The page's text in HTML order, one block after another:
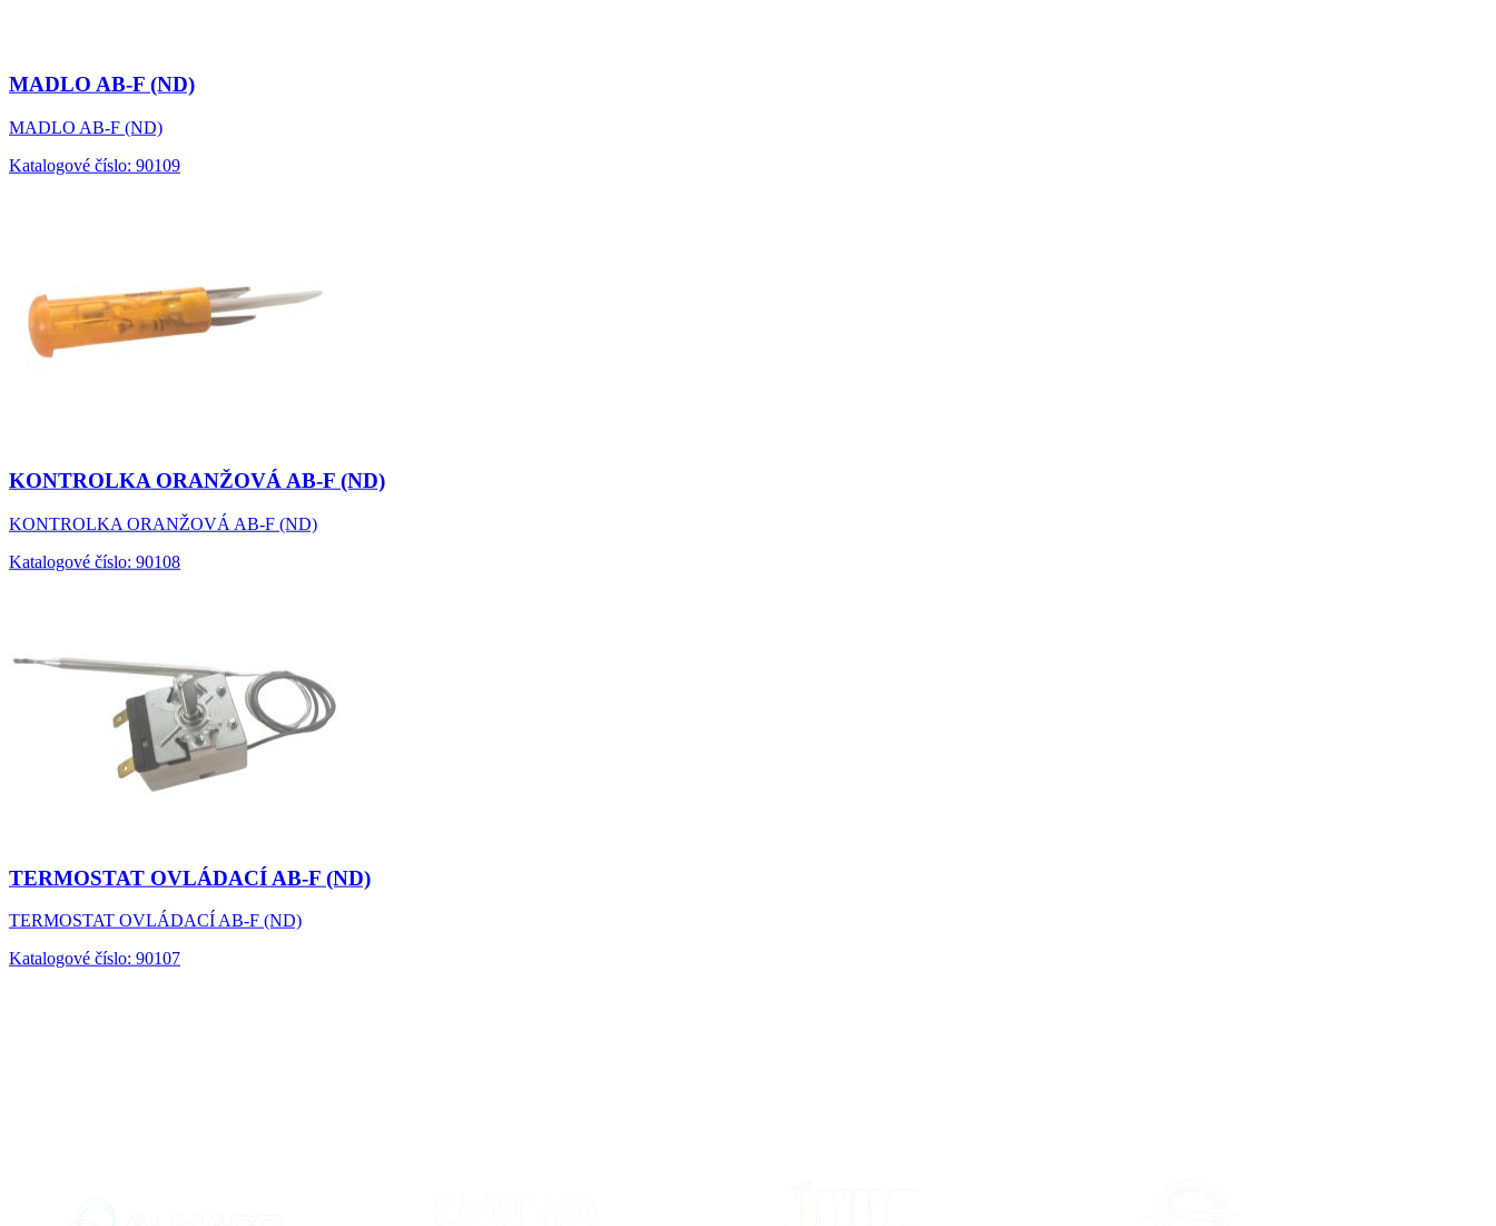
MADLO AB-F (ND)
MADLO AB-F (ND)
Katalogové číslo: 90109
KONTROLKA ORANŽOVÁ AB-F (ND)
KONTROLKA ORANŽOVÁ AB-F (ND)
Katalogové číslo: 90108
TERMOSTAT OVLÁDACÍ AB-F (ND)
TERMOSTAT OVLÁDACÍ AB-F (ND)
Katalogové číslo: 90107